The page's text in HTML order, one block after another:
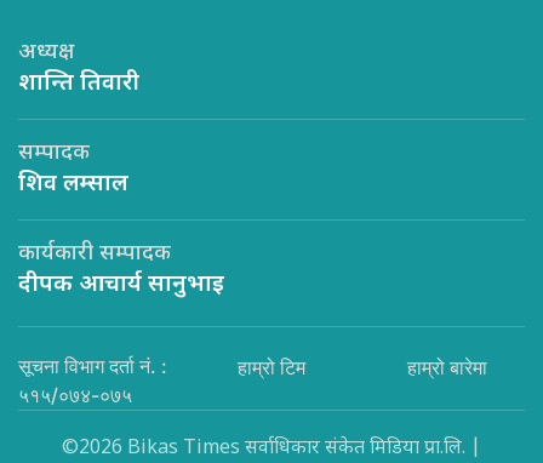
अध्यक्ष
शान्ति तिवारी
सम्पादक
शिव लम्साल
कार्यकारी सम्पादक
दीपक आचार्य सानुभाइ
सूचना विभाग दर्ता नं. :
५१५/०७४-०७५
हाम्रो टिम हाम्रो बारेमा
©2026 Bikas Times सर्वाधिकार संकेत मिडिया प्रा.लि. |